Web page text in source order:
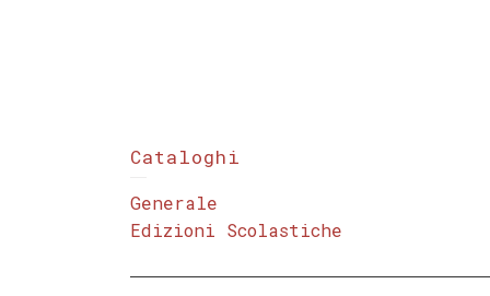
Cataloghi
Generale
Edizioni Scolastiche